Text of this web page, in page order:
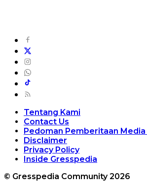
Tentang Kami
Contact Us
Pedoman Pemberitaan Media
Disclaimer
Privacy Policy
Inside Gresspedia
© Gresspedia Community 2026